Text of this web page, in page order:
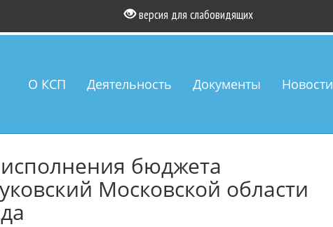
версия для слабовидящих
О КСП Деятельность Документы Новости
бюджета
Московской области